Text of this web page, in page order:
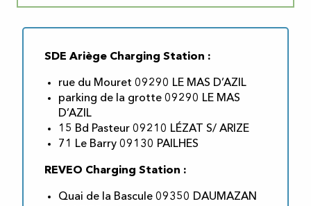
Transports
SDE Ariège Charging Station :
rue du Mouret 09290 LE MAS D’AZIL
parking de la grotte 09290 LE MAS
D’AZIL
15 Bd Pasteur 09210 LÉZAT S/ ARIZE
71 Le Barry 09130 PAILHES
REVEO Charging Station :
Quai de la Bascule 09350 DAUMAZAN